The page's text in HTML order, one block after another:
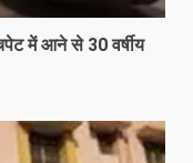
में आने से 30 वर्षीय